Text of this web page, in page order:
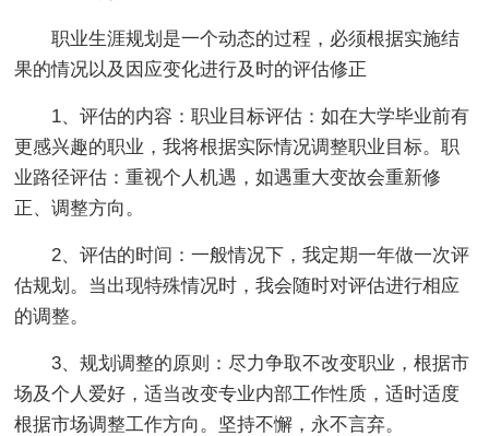
职业生涯规划是一个动态的过程，必须根据实施结
果的情况以及因应变化进行及时的评估修正
1、评估的内容：职业目标评估：如在大学毕业前有
更感兴趣的职业，我将根据实际情况调整职业目标。职
业路径评估：重视个人机遇，如遇重大变故会重新修
正、调整方向。
2、评估的时间：一般情况下，我定期一年做一次评
估规划。当出现特殊情况时，我会随时对评估进行相应
的调整。
3、规划调整的原则：尽力争取不改变职业，根据市
场及个人爱好，适当改变专业内部工作性质，适时适度
根据市场调整工作方向。坚持不懈，永不言弃。